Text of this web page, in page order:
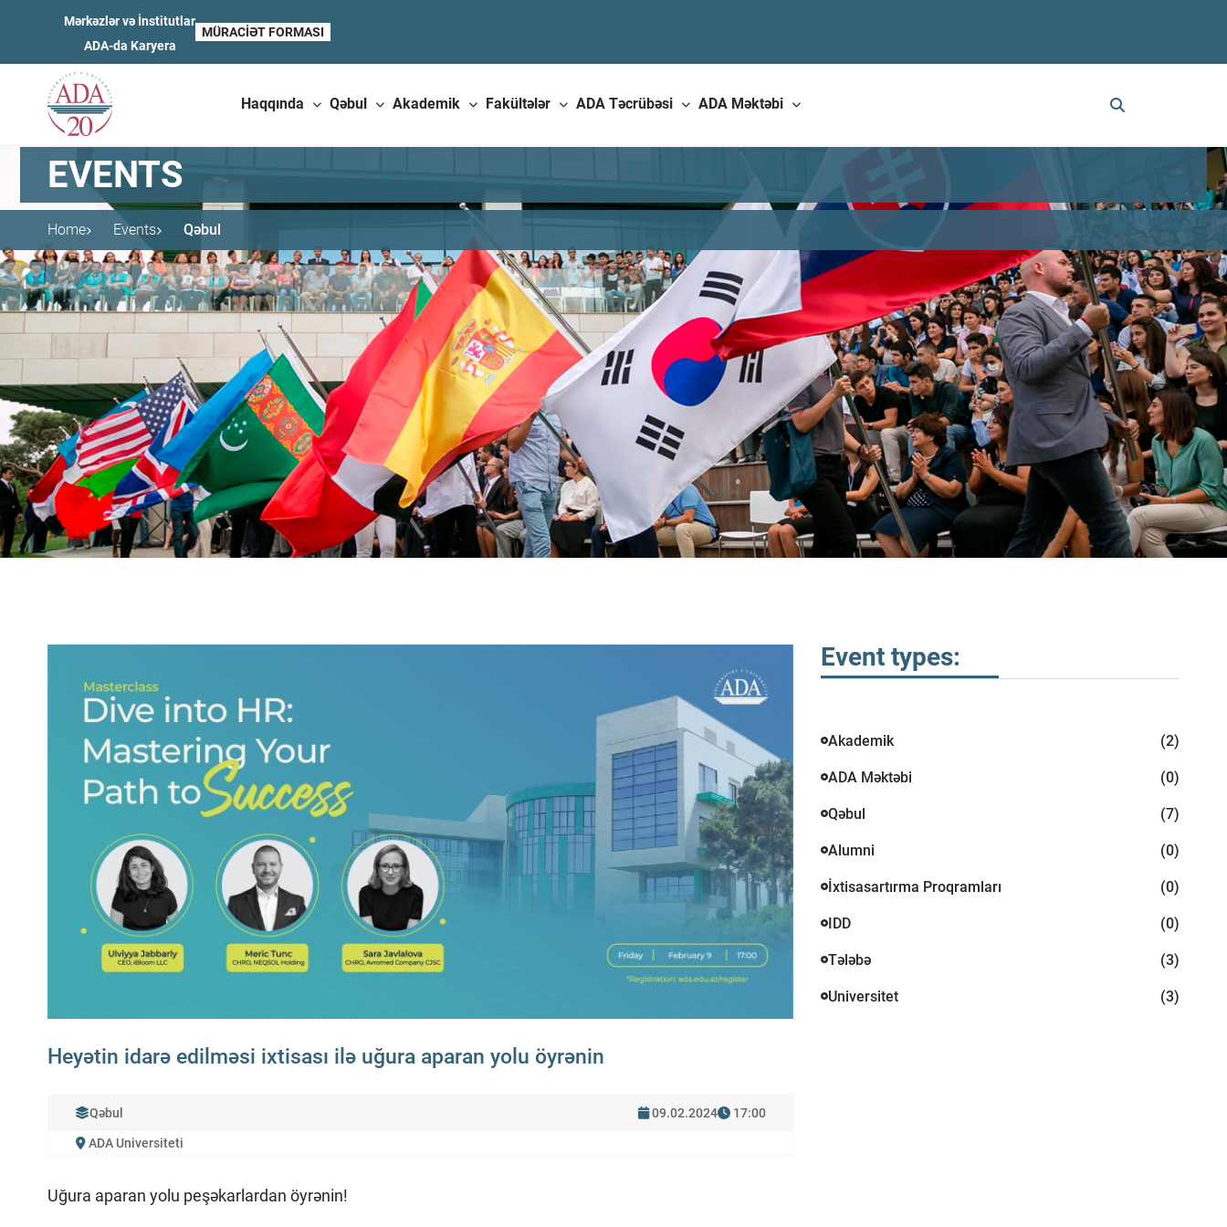
Mərkəzlər və İnstitutlar
ADA-da Karyera
MÜRACIƏT FORMASI
Haqqında Qəbul Akademik Fakültələr ADA Təcrübəsi ADA Məktəbi
EVENTS
Home Events Qəbul
Heyətin idarə edilməsi ixtisası ilə uğura aparan yolu öyrənin
Qəbul 09.02.2024 17:00
ADA Universiteti
Uğura aparan yolu peşəkarlardan öyrənin!
Event types:
Akademik (2)
ADA Məktəbi (0)
Qəbul (7)
Alumni (0)
İxtisasartırma Proqramları (0)
IDD (0)
Tələbə (3)
Universitet (3)